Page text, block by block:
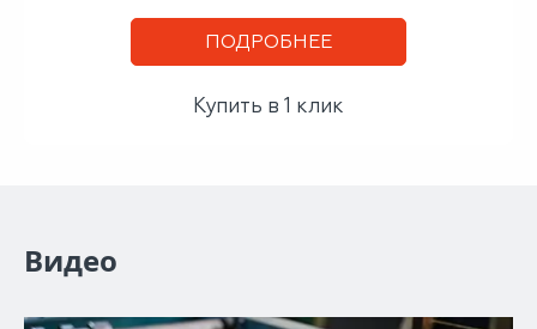
ПОДРОБНЕЕ
Купить в 1 клик
Видео